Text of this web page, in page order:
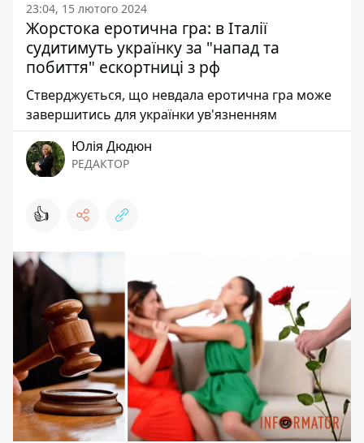
23:04, 15 лютого 2024
Жорстока еротична гра: в Італії
судитимуть українку за "напад та
побиття" ескортниці з рф
Стверджується, що невдала еротична гра може
завершитись для українки ув'язненням
Юлія Дюдюн
РЕДАКТОР
👍